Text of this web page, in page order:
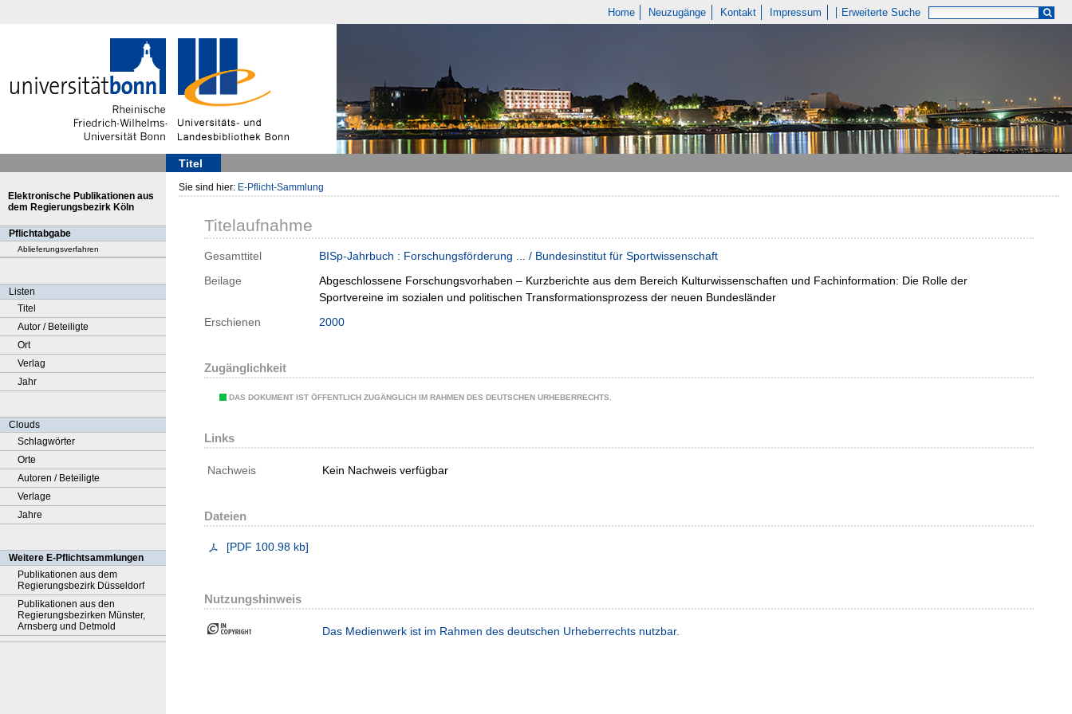
Home Neuzugänge Kontakt Impressum Erweiterte Suche
Titel
Elektronische Publikationen aus
dem Regierungsbezirk Köln
Pflichtabgabe
Ablieferungsverfahren
Listen
Titel
Autor / Beteiligte
Ort
Verlag
Jahr
Clouds
Schlagwörter
Orte
Autoren / Beteiligte
Verlage
Jahre
Weitere E-Pflichtsammlungen
Publikationen aus dem
Regierungsbezirk Düsseldorf
Publikationen aus den
Regierungsbezirken Münster,
Arnsberg und Detmold
Sie sind hier: E-Pflicht-Sammlung
Titelaufnahme
Gesamttitel
BISp-Jahrbuch : Forschungsförderung ... / Bundesinstitut für Sportwissenschaft
Beilage
Abgeschlossene Forschungsvorhaben – Kurzberichte aus dem Bereich Kulturwissenschaften und Fachinformation: Die Rolle der
Sportvereine im sozialen und politischen Transformationsprozess der neuen Bundesländer
Erschienen
2000
Zugänglichkeit
DAS DOKUMENT IST ÖFFENTLICH ZUGÄNGLICH IM RAHMEN DES DEUTSCHEN URHEBERRECHTS.
Links
Nachweis Kein Nachweis verfügbar
Dateien
[PDF 100.98 kb]
Nutzungshinweis
Das Medienwerk ist im Rahmen des deutschen Urheberrechts nutzbar.